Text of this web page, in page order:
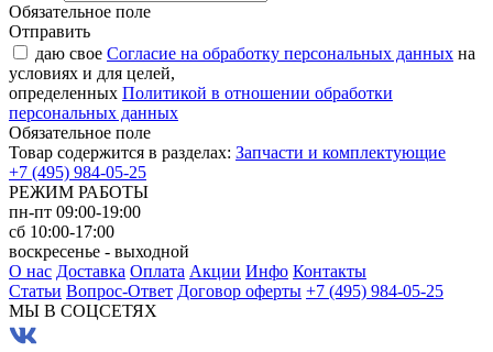
Обязательное поле
Отправить
даю свое Согласие на обработку персональных данных на
условиях и для целей,
определенных Политикой в отношении обработки
персональных данных
Обязательное поле
Товар содержится в разделах: Запчасти и комплектующие
+7 (495) 984-05-25
РЕЖИМ РАБОТЫ
пн-пт 09:00-19:00
сб 10:00-17:00
воскресенье - выходной
О нас Доставка Оплата Акции Инфо Контакты
Статьи Вопрос-Ответ Договор оферты +7 (495) 984-05-25
МЫ В СОЦСЕТЯХ